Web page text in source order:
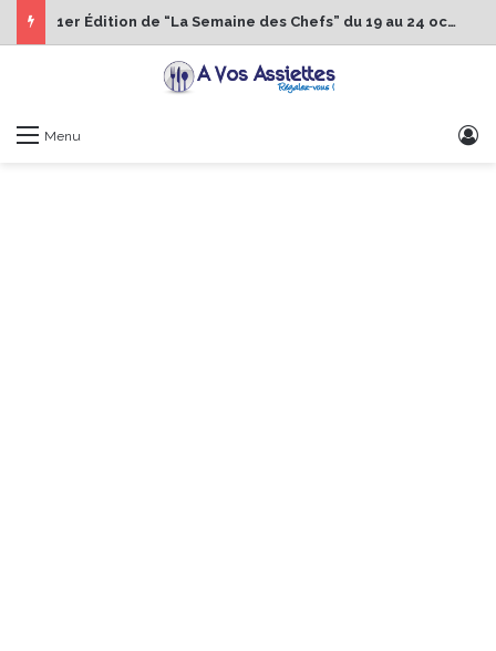
1er Édition de “La Semaine des Chefs” du 19 au 24 octobre 2026
Menu